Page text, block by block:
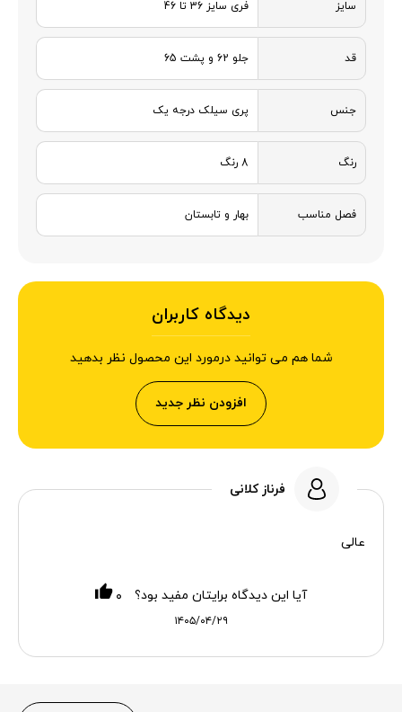
سایز فری سایز 36 تا 46
قد جلو 62 و پشت 65
جنس پری سیلک درجه یک
رنگ 8 رنگ
فصل مناسب بهار و تابستان
دیدگاه کاربران
شما هم می توانید درمورد این محصول نظر بدهید
افزودن نظر جدید
فرناز کلانی
عالی
۱۴۰۵/۰۴/۲۹
آیا این دیدگاه برایتان مفید بود؟ ۰